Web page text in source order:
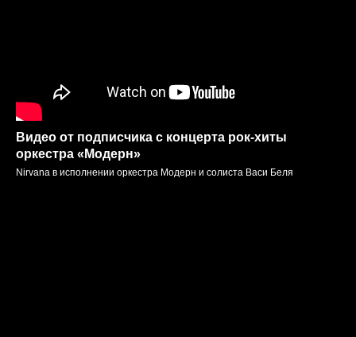
Видео от подписчика с концерта рок-хиты
оркестра «‎Модерн»
Nirvana в исполнении оркестра Модерн и солиста Васи Беля